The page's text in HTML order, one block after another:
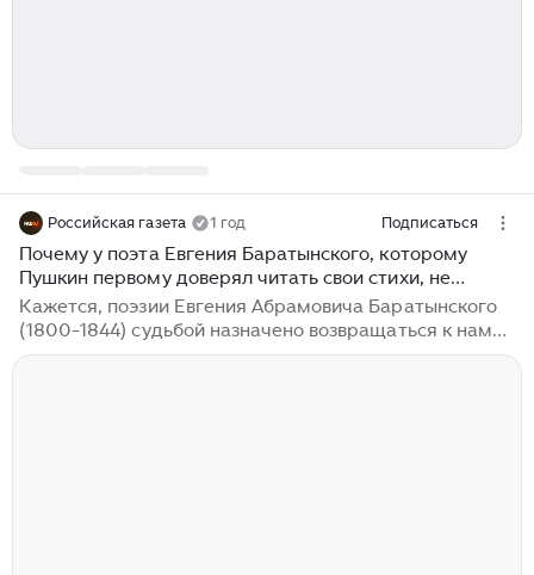
Российская газета 1 год Подписаться
Почему у поэта Евгения Баратынского, которому
Пушкин первому доверял читать свои стихи, не
сложилось с популярностью
Кажется, поэзии Евгения Абрамовича Баратынского
(1800-1844) судьбой назначено возвращаться к нам
каждые полвека, чтобы потом о ней опять забывали.